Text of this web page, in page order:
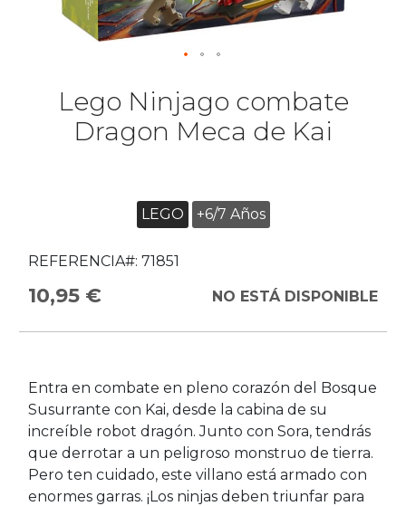
Lego Ninjago combate
Dragon Meca de Kai
LEGO +6/7 Años
REFERENCIA#: 71851
10,95 € NO ESTÁ DISPONIBLE
Entra en combate en pleno corazón del Bosque
Susurrante con Kai, desde la cabina de su
increíble robot dragón. Junto con Sora, tendrás
que derrotar a un peligroso monstruo de tierra.
Pero ten cuidado, este villano está armado con
enormes garras. ¡Los ninjas deben triunfar para